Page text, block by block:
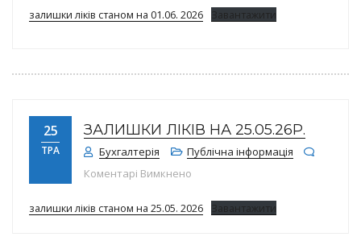
залишки ліків станом на 01.06. 2026 Завантажити
25
ТРА
ЗАЛИШКИ ЛІКІВ НА 25.05.26Р.
Бухгалтерія
Публічна інформація
Коментарі Вимкнено
залишки ліків станом на 25.05. 2026 Завантажити